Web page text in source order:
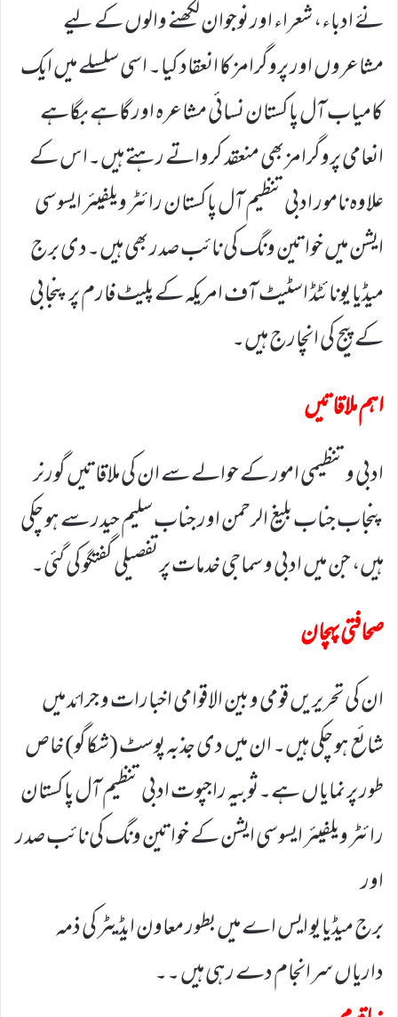
نۓ ادباء، شعراء اور نوجوان لکھنے والوں کے لیے
مشاعروں اور پروگرامز کا انعقاد کیا۔ اسی سلسلے میں ایک
کامیاب آل پاکستان نسائی مشاعرہ اور گاہے بگاہے
انعامی پروگرامز بھی منعقد کرواتے رہتے ہیں۔اس کے
علاوہ نامور ادبی تنظیم آل پاکستان رائٹر ویلفیئر ایسوسی
ایشن میں خواتین ونگ کی نائب صدر بھی ہیں۔دی برج
میڈیا یونائٹڈ اسٹیٹ آف امریکہ کے پلیٹ فارم پر پنجابی
کے پیج کی انچارج ہیں۔
اہم ملاقاتیں
ادبی و تنظیمی امور کے حوالے سے ان کی ملاقاتیں گورنر
پنجاب جناب بلیغ الرحمن اور جناب سلیم حیدر سے ہو چکی
ہیں، جن میں ادبی و سماجی خدمات پر تفصیلی گفتگو کی گئی۔
صحافتی پہچان
ان کی تحریریں قومی و بین الاقوامی اخبارات و جرائد میں
شائع ہو چکی ہیں۔ ان میں دی جذبہ پوسٹ (شکاگو) خاص
طور پر نمایاں ہے۔ثوبیہ راجپوت ادبی تنظیم آل پاکستان
رائٹر ویلفیئر ایسوسی ایشن کے خواتین ونگ کی نائب صدر
اور
برج میڈیا یو ایس اے میں بطور معاون ایڈیٹر کی ذمہ
داریاں سرانجام دے رہی ہیں ۔۔